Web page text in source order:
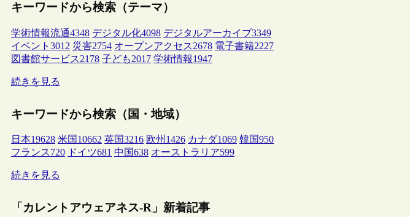
キーワードから検索（テーマ）
学術情報流通4348 デジタル化4098 デジタルアーカイブ3349
イベント 3012 災害2754 オープンアクセス2678 電子書籍2227
図書館サービス2178 子ども2017 学術情報1947
続きを見る
キーワードから検索（国・地域）
日本19628 米国 10662 英国3216 欧州 1426 カナダ1069 韓国950
フランス720 ドイツ681 中国638 オーストラリア599
続きを見る
「カレントアウェアネス-R」新着記事